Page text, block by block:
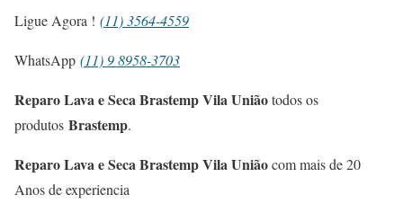
Ligue Agora ! (11) 3564-4559
WhatsApp (11) 9 8958-3703
Reparo Lava e Seca Brastemp Vila Uniãotodos os
produtos Brastemp.
Reparo Lava e Seca Brastemp Vila Uniãocom mais de 20
Anos de experiencia